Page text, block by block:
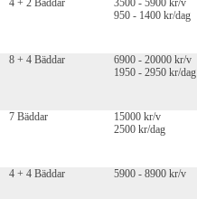
4 + 2 Bäddar
3500 - 5900 kr/v
950 - 1400 kr/dag
8 + 4 Bäddar
6900 - 20000 kr/v
1950 - 2950 kr/dag
7 Bäddar
15000 kr/v
2500 kr/dag
4 + 4 Bäddar 5900 - 8900 kr/v